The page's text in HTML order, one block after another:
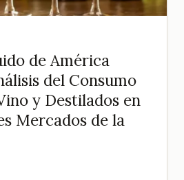
de América
del Consumo
y Destilados en
Mercados de la